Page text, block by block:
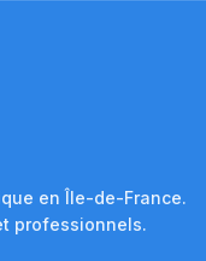
en Île-de-France.
professionnels.